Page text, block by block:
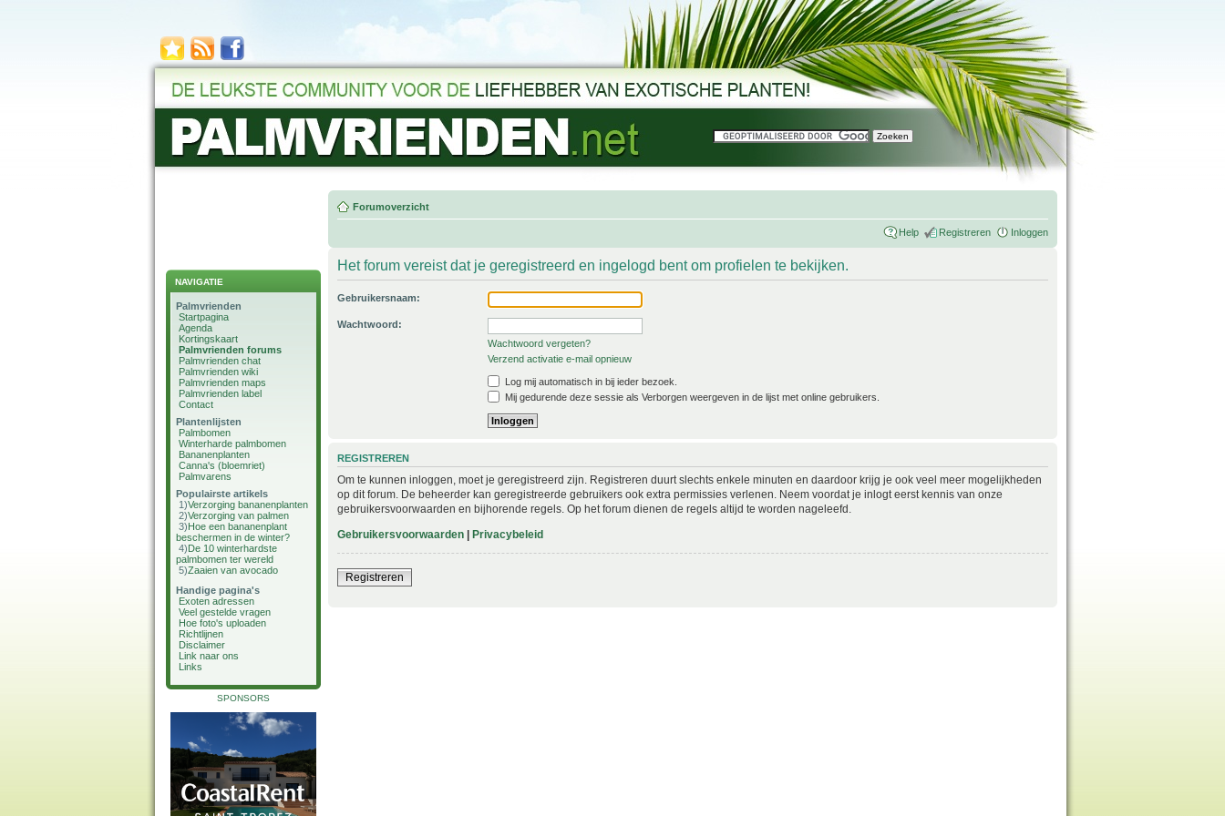
NAVIGATIE
Palmvrienden
Startpagina
Agenda
Kortingskaart
Palmvrienden forums
Palmvrienden chat
Palmvrienden wiki
Palmvrienden maps
Palmvrienden label
Contact
Plantenlijsten
Palmbomen
Winterharde palmbomen
Bananenplanten
Canna's (bloemriet)
Palmvarens
Populairste artikels
1)Verzorging bananenplanten
2)Verzorging van palmen
3)Hoe een bananenplant
beschermen in de winter?
4)De 10 winterhardste
palmbomen ter wereld
5)Zaaien van avocado
Handige pagina's
Exoten adressen
Veel gestelde vragen
Hoe foto's uploaden
Richtlijnen
Disclaimer
Link naar ons
Links
SPONSORS
Forumoverzicht
Help Registreren Inloggen
Het forum vereist dat je geregistreerd en ingelogd bent om profielen te bekijken.
Gebruikersnaam:
Wachtwoord:
Wachtwoord vergeten?
Verzend activatie e-mail opnieuw
Log mij automatisch in bij ieder bezoek.
Mij gedurende deze sessie als Verborgen weergeven in de lijst met online gebruikers.
REGISTREREN
Om te kunnen inloggen, moet je geregistreerd zijn. Registreren duurt slechts enkele minuten en daardoor krijg je ook veel meer mogelijkheden
op dit forum. De beheerder kan geregistreerde gebruikers ook extra permissies verlenen. Neem voordat je inlogt eerst kennis van onze
gebruikersvoorwaarden en bijhorende regels. Op het forum dienen de regels altijd te worden nageleefd.
Gebruikersvoorwaarden | Privacybeleid
Registreren